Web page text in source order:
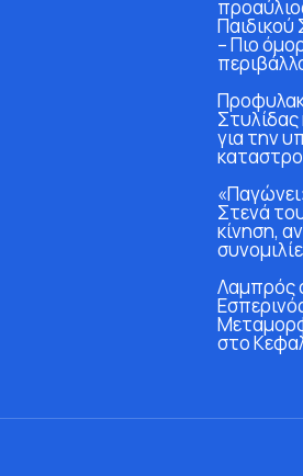
Παιδικού
– Πιο
Στυλίδας
για την
Στενά
κίνηση,
Λαμπρός
στο